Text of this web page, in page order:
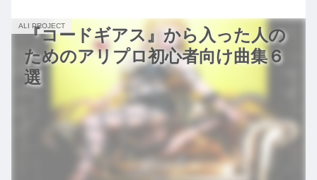
『コードギアス』から入った人の
ためのアリプロ初心者向け曲集６
選
ALI PROJECT